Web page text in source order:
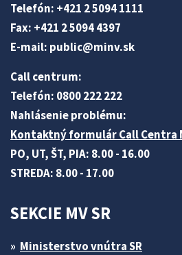
Telefón: +421 2 5094 1111
Fax: +421 2 5094 4397
E-mail: public@minv.sk
Call centrum:
Telefón: 0800 222 222
Nahlásenie problému:
Kontaktný formulár Call Centra
PO, UT, ŠT, PIA: 8.00 - 16.00
STREDA: 8.00 - 17.00
SEKCIE MV SR
Ministerstvo vnútra SR